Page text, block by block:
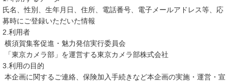
氏名、性別、生年月日、住所、電話番号、電子メールアドレス等、応
募時にご登録いただいた情報
2.利用者
横須賀集客促進・魅力発信実行委員会
「東京カメラ部」を運営する東京カメラ部株式会社
3.利用の目的
本企画に関するご連絡、保険加入手続きなど本企画の実施・運営・宣